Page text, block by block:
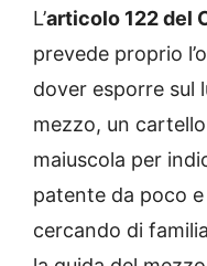
L’articolo 122 del
prevede proprio
dover esporre sul
mezzo, un
maiuscola per
patente da poco
cercando di